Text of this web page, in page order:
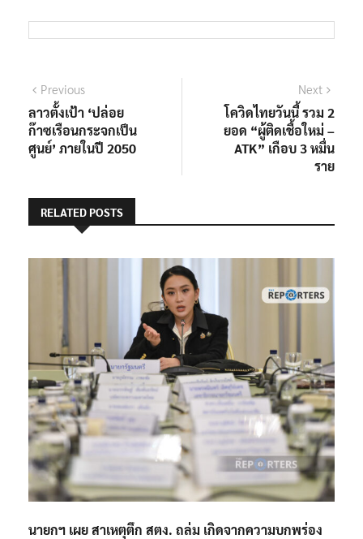
แนะแนว
เรื่อง
PreviousPrevious
post:
ลาวตั้งเป้า ‘ปล่อย
ก๊าซเรือนกระจกเป็น
ศูนย์’ ภายในปี 2050
Next
โควิดไทยวันนี้ รวม 2
ยอด “ผู้ติดเชื้อใหม่ –
ATK” เกือบ 3 หมื่น
ราย
RELATED POSTS
นายกฯ เผย สาเหตุตึก สตง. ถล่ม เกิดจากความบกพร่อง